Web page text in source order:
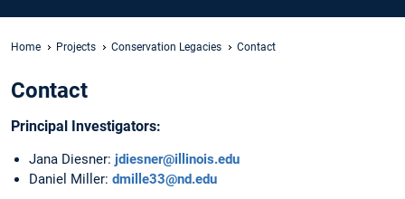
Home Projects Conservation Legacies Contact
Contact
Principal Investigators:
Jana Diesner: jdiesner@illinois.edu
Daniel Miller: dmille33@nd.edu